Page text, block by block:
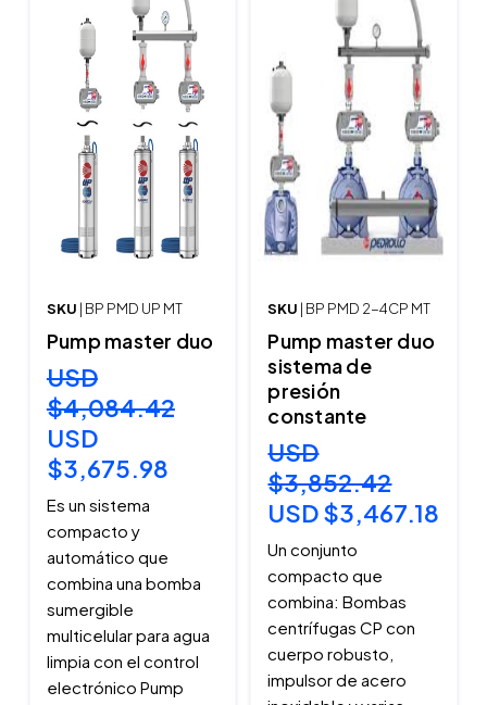
SKU | BP PMD UP MT
Pump master duo
USD
$4,084.42
USD
$3,675.98
Es un sistema
compacto y
automático que
combina una bomba
sumergible
multicelular para agua
limpia con el control
electrónico Pump
SKU | BP PMD 2-4CP MT
Pump master duo
sistema de
presión
constante
USD
$3,852.42
USD $3,467.18
Un conjunto
compacto que
combina: Bombas
centrífugas CP con
cuerpo robusto,
impulsor de acero